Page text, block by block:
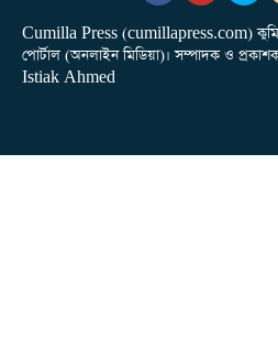
Cumilla Press (cumillapress.com)
পোর্টাল (অনলাইন মিডিয়া)। সম্পাদক ও
Istiak Ahmed